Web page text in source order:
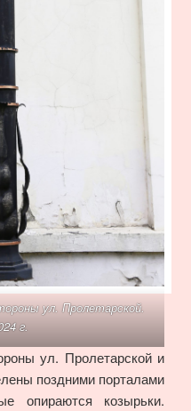
ул. Пролетарской.
г.
ул. Пролетарской и
поздними порталами
опираются козырьки.